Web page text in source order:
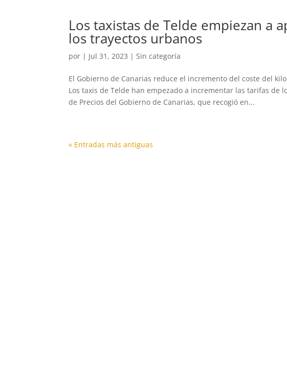
Los taxistas de Telde empiezan a
los trayectos urbanos
por | Jul 31, 2023 |Sin categoría
El Gobierno de Canarias reduce el incremento del coste del
Los taxis de Telde han empezado a incrementar las tarifas de
de Precios del Gobierno de Canarias, que recogió en...
« Entradas más antiguas